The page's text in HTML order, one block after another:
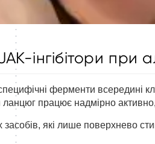
інгібітори при
ферменти всередині
ланцюг працює надмірно
засобів, які лише поверхнево